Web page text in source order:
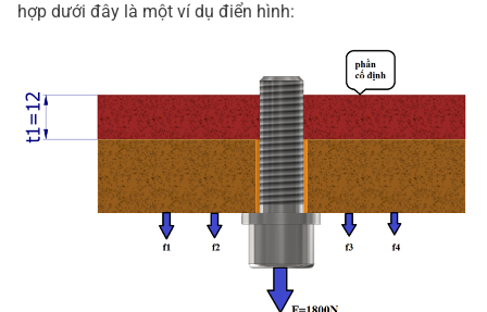
hợp dưới đây là một ví dụ điển hình: